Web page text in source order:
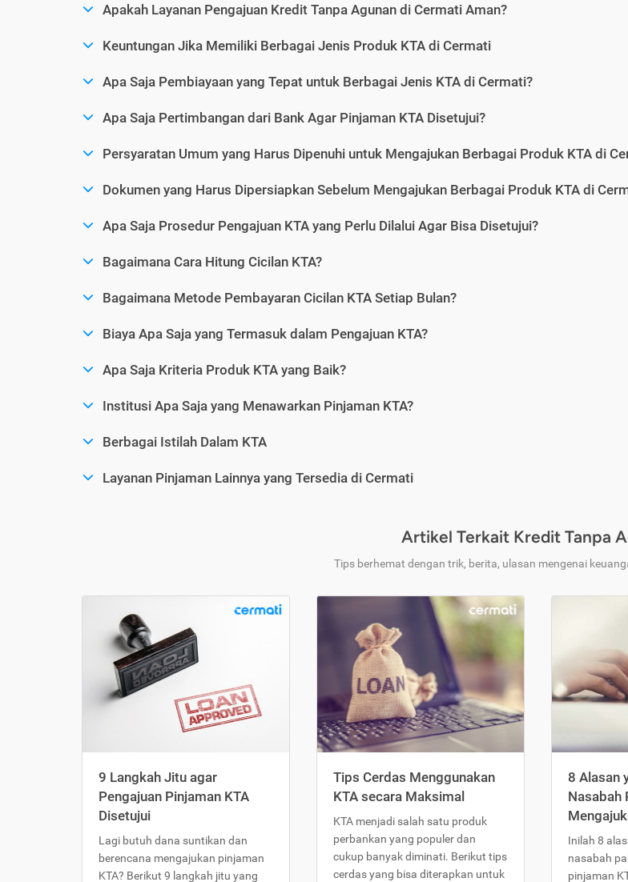
Apakah Layanan Pengajuan Kredit Tanpa Agunan di Cermati Aman?
Keuntungan Jika Memiliki Berbagai Jenis Produk KTA di Cermati
Apa Saja Pembiayaan yang Tepat untuk Berbagai Jenis KTA di Cermati?
Apa Saja Pertimbangan dari Bank Agar Pinjaman KTA Disetujui?
Persyaratan Umum yang Harus Dipenuhi untuk Mengajukan Berbagai Produk KTA di
Dokumen yang Harus Dipersiapkan Sebelum Mengajukan Berbagai Produk KTA di
Apa Saja Prosedur Pengajuan KTA yang Perlu Dilalui Agar Bisa Disetujui?
Bagaimana Cara Hitung Cicilan KTA?
Bagaimana Metode Pembayaran Cicilan KTA Setiap Bulan?
Biaya Apa Saja yang Termasuk dalam Pengajuan KTA?
Apa Saja Kriteria Produk KTA yang Baik?
Institusi Apa Saja yang Menawarkan Pinjaman KTA?
Berbagai Istilah Dalam KTA
Layanan Pinjaman Lainnya yang Tersedia di Cermati
Artikel Terkait Kredit Tanpa
Tips berhemat dengan trik, berita, ulasan mengenai
9 Langkah Jitu agar
Pengajuan Pinjaman KTA
Disetujui
Lagi butuh dana suntikan dan
berencana mengajukan pinjaman
KTA? Berikut 9 langkah jitu yang
Tips Cerdas Menggunakan
KTA secara Maksimal
KTA menjadi salah satu produk
perbankan yang populer dan
cukup banyak diminati. Berikut tips
cerdas yang bisa diterapkan untuk
8 Alasan
Nasabah
Inilah 8
nasabah
pinjaman